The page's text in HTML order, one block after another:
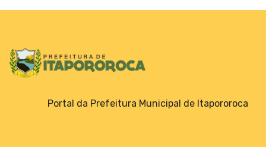
Portal da Prefeitura Municipal de Itapororoca